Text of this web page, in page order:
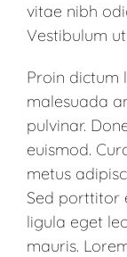
vitae nibh
Vestibulum
Proin dictum
malesuada
pulvinar.
euismod.
metus
Sed porttitor
ligula eget
mauris.